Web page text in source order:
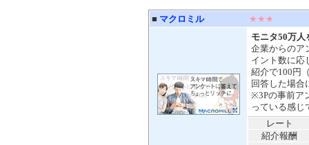
■ マクロミル
★★★
モニタ50万
企業からのア
イント数に応
紹介で100円
回答した場合
※3Pの事前ア
っている感じ
レート
紹介報酬